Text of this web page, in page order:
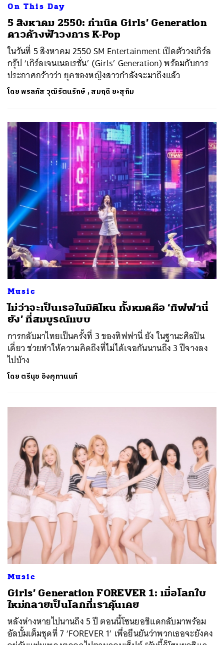
On This Day
5 สิงหาคม 2550: กำเนิด Girls’ Generation
ดาวค้างฟ้าวงการ K-Pop
ในวันที่ 5 สิงหาคม 2550 SM Entertainment เปิดตัววงเกิร์ล
กรุ๊ป ‘เกิร์ลเจนเนอเรชั่น’ (Girls’ Generation) พร้อมกับการ
ประกาศกร้าวว่า ยุคของหญิงสาวกำลังจะมาถึงแล้ว
โดยพรลภัส วุฒิรัตนรักษ์ ,สมฤดี ยะสุกิม
Music
ไม่ว่าจะเป็นเธอในมิติไหน ทั้งหมดคือ ‘ทิฟฟานี่
ยัง’ ที่สมบูรณ์แบบ
การกลับมาไทยเป็นครั้งที่ 3 ของทิฟฟานี่ ยัง ในฐานะศิลปิน
เดี่ยว ช่วยทำให้ความคิดถึงที่ไม่ได้เจอกันนานถึง 3 ปีจางลง
ไปบ้าง
โดย ตรีนุช อิงคุทานนท์
Music
Girls’ Generation FOREVER 1: เมื่อโลกใบ
ใหม่กลายเป็นโลกที่เราคุ้นเคย
หลังห่างหายไปนานถึง 5 ปี ตอนนี้โซนยอชิแดกลับมาพร้อม
อัลบั้มเต็มชุดที่ 7 ‘FOREVER 1’ เพื่อยืนยันว่าพวกเธอจะยังคง